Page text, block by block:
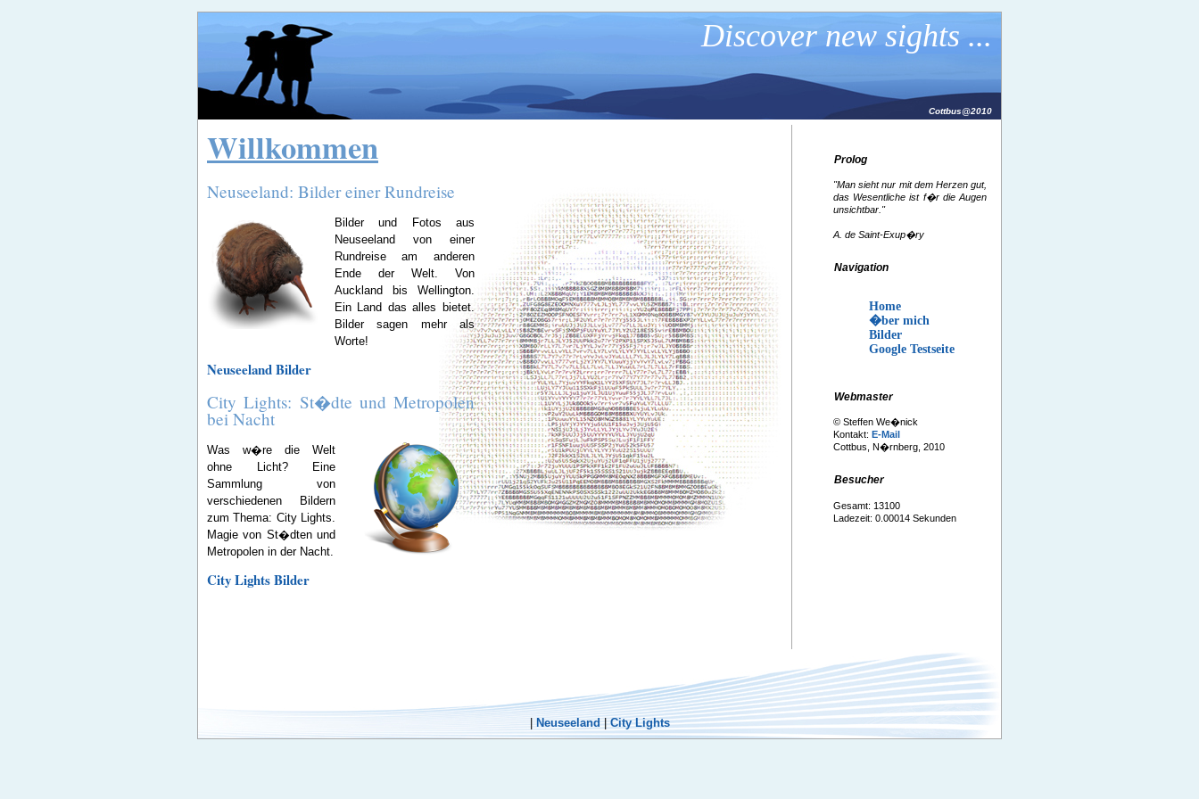
Discover new sights ...
Cottbus@2010
Prolog
"Man sieht nur mit dem Herzen gut,
das Wesentliche ist f�r die Augen
unsichtbar."
A. de Saint-Exup�ry
Navigation
Home
�ber mich
Bilder
Google Testseite
Webmaster
© Steffen We�nick
Kontakt:E-Mail
Cottbus, N�rnberg, 2010
Besucher
Gesamt: 13100
Ladezeit: 0.00014 Sekunden
Willkommen
Neuseeland: Bilder einer Rundreise
Bilder und Fotos aus
Neuseeland von einer
Rundreise am anderen
Ende der Welt. Von
Auckland bis Wellington.
Ein Land das alles bietet.
Bilder sagen mehr als
Worte!
Neuseeland Bilder
City Lights: St�dte und Metropolen
bei Nacht
Was w�re die Welt
ohne Licht? Eine
Sammlung von
verschiedenen Bildern
zum Thema: City Lights.
Magie von St�dten und
Metropolen in der Nacht.
City Lights Bilder
| Neuseeland|City Lights